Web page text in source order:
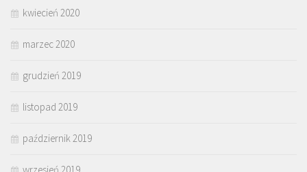
kwiecień 2020
marzec 2020
grudzień 2019
listopad 2019
październik 2019